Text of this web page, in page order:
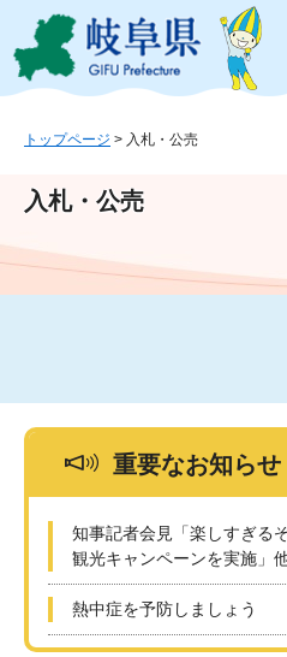
ジ
ュ
文
このページ
トップページ > 入札・公売
入札・公売
重要なお知らせ
知事記者会見「楽しすぎる
観光キャンペーンを実施」
熱中症を予防しましょう